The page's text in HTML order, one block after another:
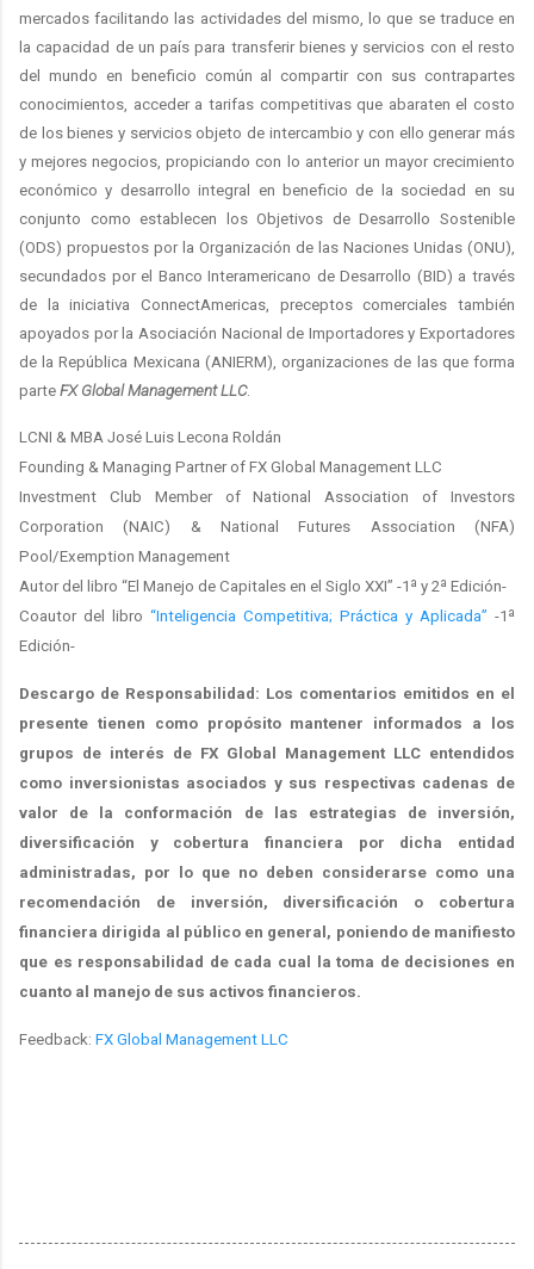
mercados facilitando las actividades del mismo, lo que se traduce en
la capacidad de un país para transferir bienes y servicios con el resto
del mundo en beneficio común al compartir con sus contrapartes
conocimientos, acceder a tarifas competitivas que abaraten el costo
de los bienes y servicios objeto de intercambio y con ello generar más
y mejores negocios, propiciando con lo anterior un mayor crecimiento
económico y desarrollo integral en beneficio de la sociedad en su
conjunto como establecen los Objetivos de Desarrollo Sostenible
(ODS) propuestos por la Organización de las Naciones Unidas (ONU),
secundados por el Banco Interamericano de Desarrollo (BID) a través
de la iniciativa ConnectAmericas, preceptos comerciales también
apoyados por la Asociación Nacional de Importadores y Exportadores
de la República Mexicana (ANIERM), organizaciones de las que forma
parte FX Global Management LLC.
LCNI & MBA José Luis Lecona Roldán
Founding & Managing Partner of FX Global Management LLC
Investment Club Member of National Association of Investors
Corporation (NAIC) & National Futures Association (NFA)
Pool/Exemption Management
Autor del libro “El Manejo de Capitales en el Siglo XXI” -1ª y 2ª Edición-
Coautor del libro “Inteligencia Competitiva; Práctica y Aplicada” -1ª
Edición-
Descargo de Responsabilidad: Los comentarios emitidos en el
presente tienen como propósito mantener informados a los
grupos de interés de FX Global Management LLC entendidos
como inversionistas asociados y sus respectivas cadenas de
valor de la conformación de las estrategias de inversión,
diversificación y cobertura financiera por dicha entidad
administradas, por lo que no deben considerarse como una
recomendación de inversión, diversificación o cobertura
financiera dirigida al público en general, poniendo de manifiesto
que es responsabilidad de cada cual la toma de decisiones en
cuanto al manejo de sus activos financieros.
Feedback: FX Global Management LLC